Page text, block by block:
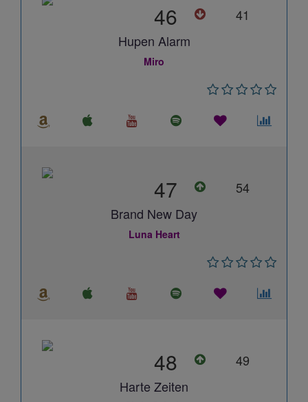
46
41
Hupen Alarm
Miro
47
54
Brand New Day
Luna Heart
48
49
Harte Zeiten